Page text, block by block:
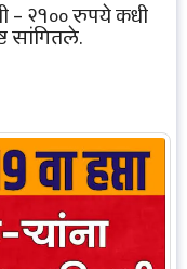
– २१०० रुपये कधी
सांगितले.